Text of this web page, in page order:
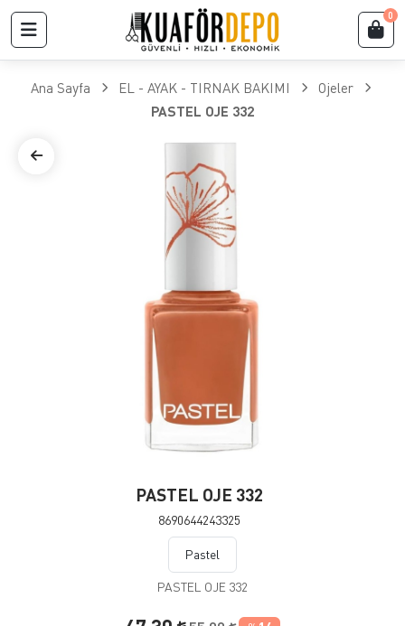
0
Ana Sayfa EL - AYAK - TIRNAK BAKIMI
Ojeler
PASTEL OJE 332
PASTEL OJE 332
8690644243325
Pastel
PASTEL OJE 332